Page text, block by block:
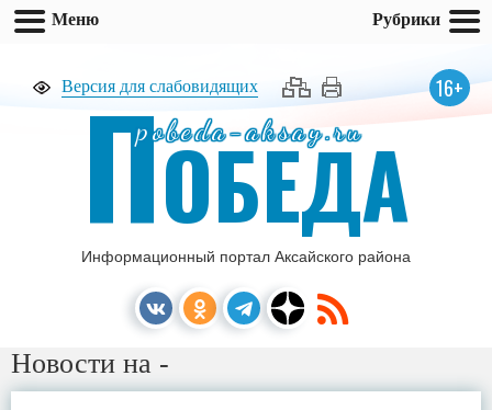
Версия для слабовидящих 16+
pobeda-aksay.ru
ПОБЕДА
Информационный портал Аксайского района
Новости на -
Меню Рубрики